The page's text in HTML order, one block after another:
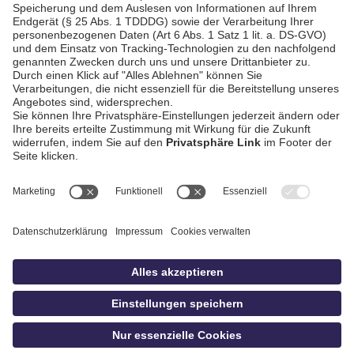
AGB / Gewinnspiele
Datenschutz
Impressum
idowa.de
Privatsphäre